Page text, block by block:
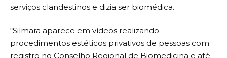
serviços clandestinos e dizia ser biomédica.
“Silmara aparece em vídeos realizando
procedimentos estéticos privativos de pessoas com
registro no Conselho Regional de Biomedicina e até